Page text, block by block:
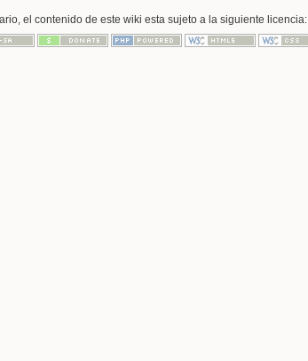
el contenido de este wiki esta sujeto a la siguiente licencia: